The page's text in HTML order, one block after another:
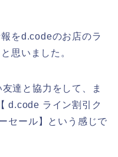
をd.codeのお店のラ
思いました。
達と協力をして、ま
d.code ライン割引ク
セール】という感じで